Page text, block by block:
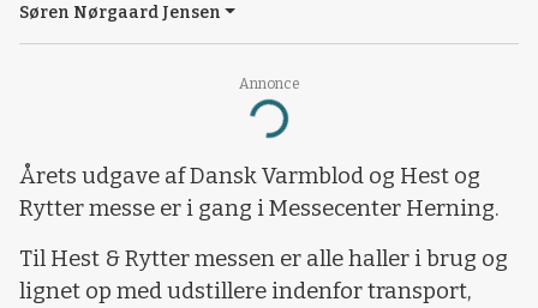
Annonce
Loading...
Søren Nørgaard Jensen
Årets udgave af Dansk Varmblod og Hest og
Rytter messe er i gang i Messecenter Herning.
Til Hest & Rytter messen er alle haller i brug og
lignet op med udstillere indenfor transport,